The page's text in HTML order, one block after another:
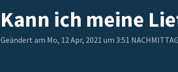
Kann ich meine
Geändert am Mo, 12 Apr, 2021 um 3:51